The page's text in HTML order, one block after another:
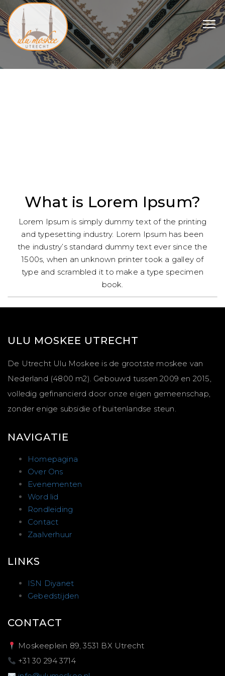
What is Lorem Ipsum?
Lorem Ipsum is simply dummy text of the printing
and typesetting industry. Lorem Ipsum has been
the industry’s standard dummy text ever since the
1500s, when an unknown printer took a galley of
type and scrambled it to make a type specimen
book.
ULU MOSKEE UTRECHT
De Utrecht Ulu Moskee is de grootste moskee van
Nederland (4800 m2). Gebouwd tussen 2009 en 2015,
volledig gefinancierd door onze eigen gemeenschap,
zonder enige subsidie of buitenlandse steun.
NAVIGATIE
Homepagina
Over Ons
Evenementen
Word lid
Rondleiding
Contact
Zaalverhuur
LINKS
ISN Diyanet
Gebedstijden
CONTACT
Moskeeplein 89, 3531 BX Utrecht
+31 30 294 3714